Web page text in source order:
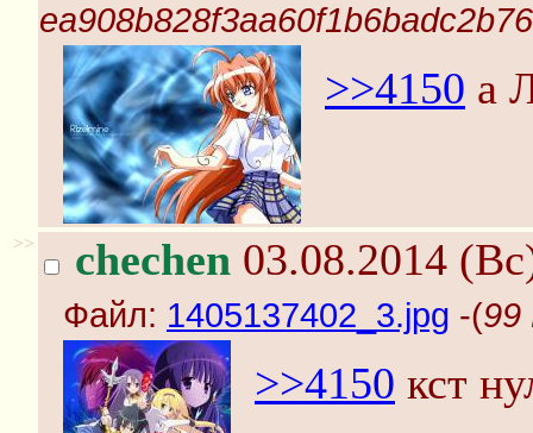
>>4150 а
>> chechen 03.08.2014
Файл: 1405137402_3.jpg -(99
>>4150 кст